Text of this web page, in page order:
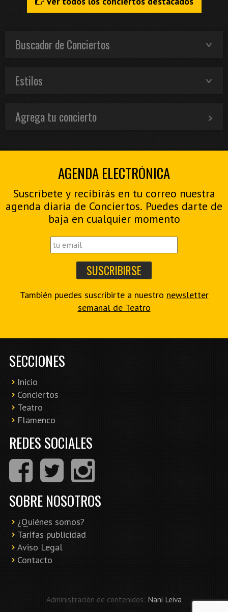
Buscador de Conciertos
Estilos
Agrega tu concierto
AGENDA ELECTRÓNICA
Suscríbete y recibirás en tu correo nuestra
agenda diaria de Conciertos. Puedes darte de
baja en cualquier momento
También puedes suscribirte a nuestro newsletter
semanal de Teatro
SECCIONES
Inicio
Conciertos
Teatro
Flamenco
REDES SOCIALES
SOBRE NOSOTROS
¿Quiénes somos?
Tarifas publicidad
Aviso Legal
Contacto
Administración de contenidos: Nani Leiva